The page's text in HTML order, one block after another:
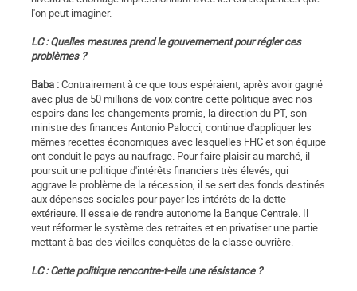
l'on peut imaginer.
LC : Quelles mesures prend le gouvernement pour régler ces
problèmes ?
Baba :Contrairement à ce que tous espéraient, après avoir gagné
avec plus de 50 millions de voix contre cette politique avec nos
espoirs dans les changements promis, la direction du PT, son
ministre des finances Antonio Palocci, continue d'appliquer les
mêmes recettes économiques avec lesquelles FHC et son équipe
ont conduit le pays au naufrage. Pour faire plaisir au marché, il
poursuit une politique d'intérêts financiers très élevés, qui
aggrave le problème de la récession, il se sert des fonds destinés
aux dépenses sociales pour payer les intérêts de la dette
extérieure. Il essaie de rendre autonome la Banque Centrale. Il
veut réformer le système des retraites et en privatiser une partie
mettant à bas des vieilles conquêtes de la classe ouvrière.
LC : Cette politique rencontre-t-elle une résistance ?